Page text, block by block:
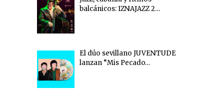
balcánicos: IZNAJAZZ 2…
El dúo sevillano JUVENTUDE
lanzan “Mis Pecado…